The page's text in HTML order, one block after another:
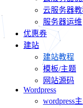
云服务器
服务器运维
优惠券
建站
建站教程
模板/主题
网站源码
Wordpress
wordpress